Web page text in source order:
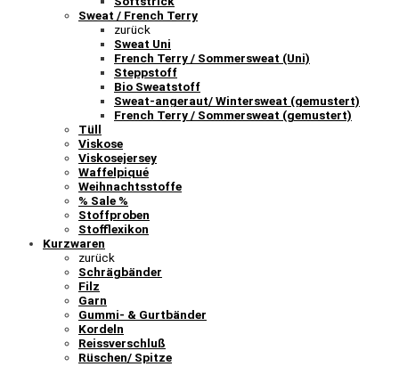
Sweat / French Terry
zurück
Sweat Uni
French Terry / Sommersweat (Uni)
Steppstoff
Bio Sweatstoff
Sweat-angeraut/ Wintersweat (gemustert)
French Terry / Sommersweat (gemustert)
Tüll
Viskose
Viskosejersey
Waffelpiqué
Weihnachtsstoffe
% Sale %
Stoffproben
Stofflexikon
Kurzwaren
zurück
Schrägbänder
Filz
Garn
Gummi- & Gurtbänder
Kordeln
Reissverschluß
Rüschen/ Spitze